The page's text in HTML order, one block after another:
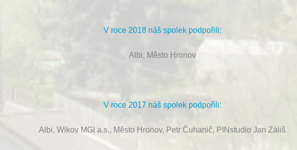
V roce 2018 náš spolek podpořili:
Albi, Město Hronov
V roce 2017 náš spolek podpořili:
Albi, Wikov MGI a.s., Město Hronov, Petr Čuhanič, PINstudio Jan Záliš